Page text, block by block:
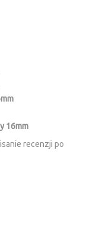
16mm
recenzji po